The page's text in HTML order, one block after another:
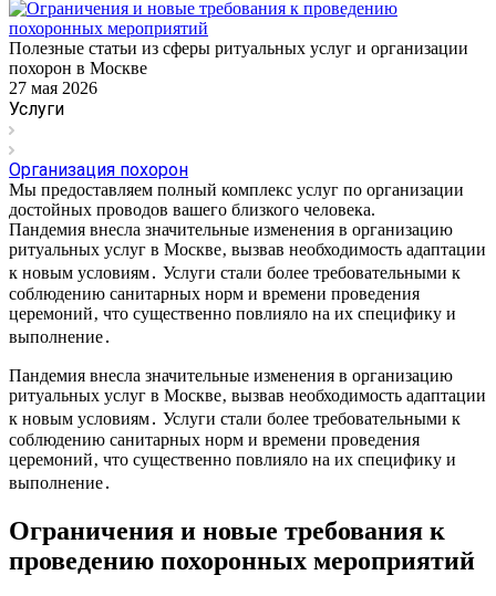
Полезные статьи из сферы ритуальных услуг и организации
похорон в Москве
27 мая 2026
Услуги
Организация похорон
Мы предоставляем полный комплекс услуг по организации
достойных проводов вашего близкого человека.
Пандемия внесла значительные изменения в организацию
ритуальных услуг в Москве‚ вызвав необходимость адаптации
к новым условиям․ Услуги стали более требовательными к
соблюдению санитарных норм и времени проведения
церемоний‚ что существенно повлияло на их специфику и
выполнение․
Пандемия внесла значительные изменения в организацию
ритуальных услуг в Москве‚ вызвав необходимость адаптации
к новым условиям․ Услуги стали более требовательными к
соблюдению санитарных норм и времени проведения
церемоний‚ что существенно повлияло на их специфику и
выполнение․
Ограничения и новые требования к
проведению похоронных мероприятий